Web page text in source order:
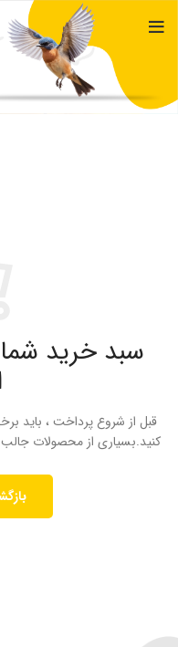
سبد خرید
قبل از شروع پرداخت ، باید
کنید.بسیاری از محصولات جالب